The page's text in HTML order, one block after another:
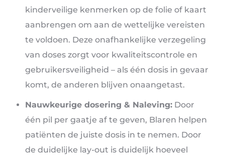
kinderveilige kenmerken op de folie of kaart
aanbrengen om aan de wettelijke vereisten
te voldoen. Deze onafhankelijke verzegeling
van doses zorgt voor kwaliteitscontrole en
gebruikersveiligheid – als één dosis in gevaar
komt, de anderen blijven onaangetast.
Nauwkeurige dosering & Naleving: Door
één pil per gaatje af te geven, Blaren helpen
patiënten de juiste dosis in te nemen. Door
de duidelijke lay-out is duidelijk hoeveel